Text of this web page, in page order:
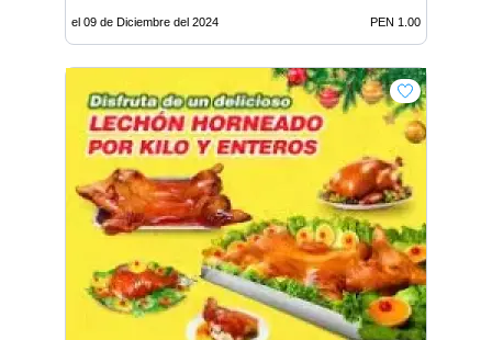
el 09 de Diciembre del 2024 PEN 1.00